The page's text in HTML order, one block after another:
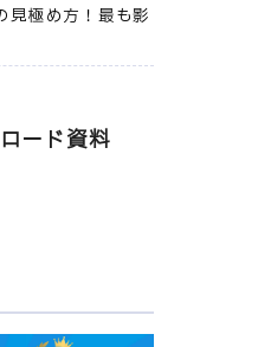
見極め方！最も影
ード資料